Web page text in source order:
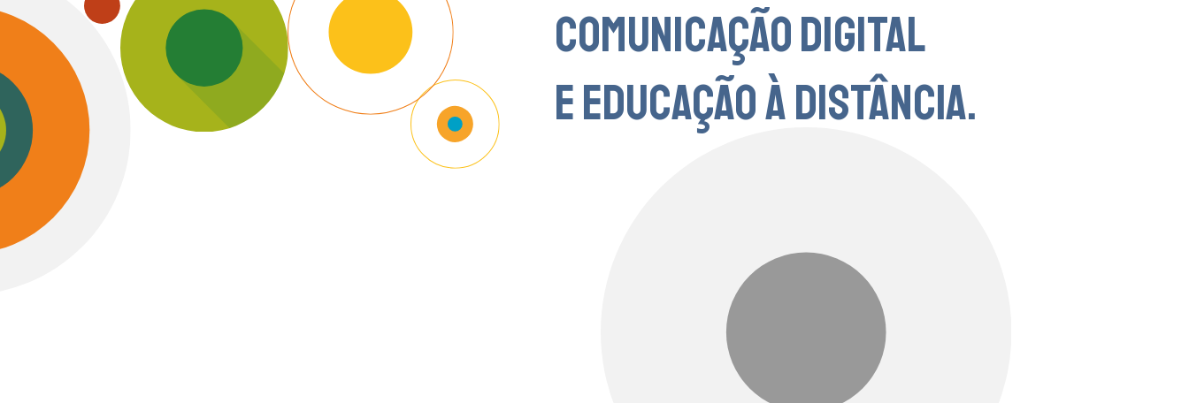
COMUNICAÇÃO DIGITAL
E EDUCAÇÃO À DISTÂNCIA.